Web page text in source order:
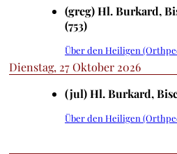
(greg) Hl. Burkard,
(753)
Über den Heiligen
Dienstag, 27 Oktober 2026
(jul) Hl. Burkard,
Über den Heiligen